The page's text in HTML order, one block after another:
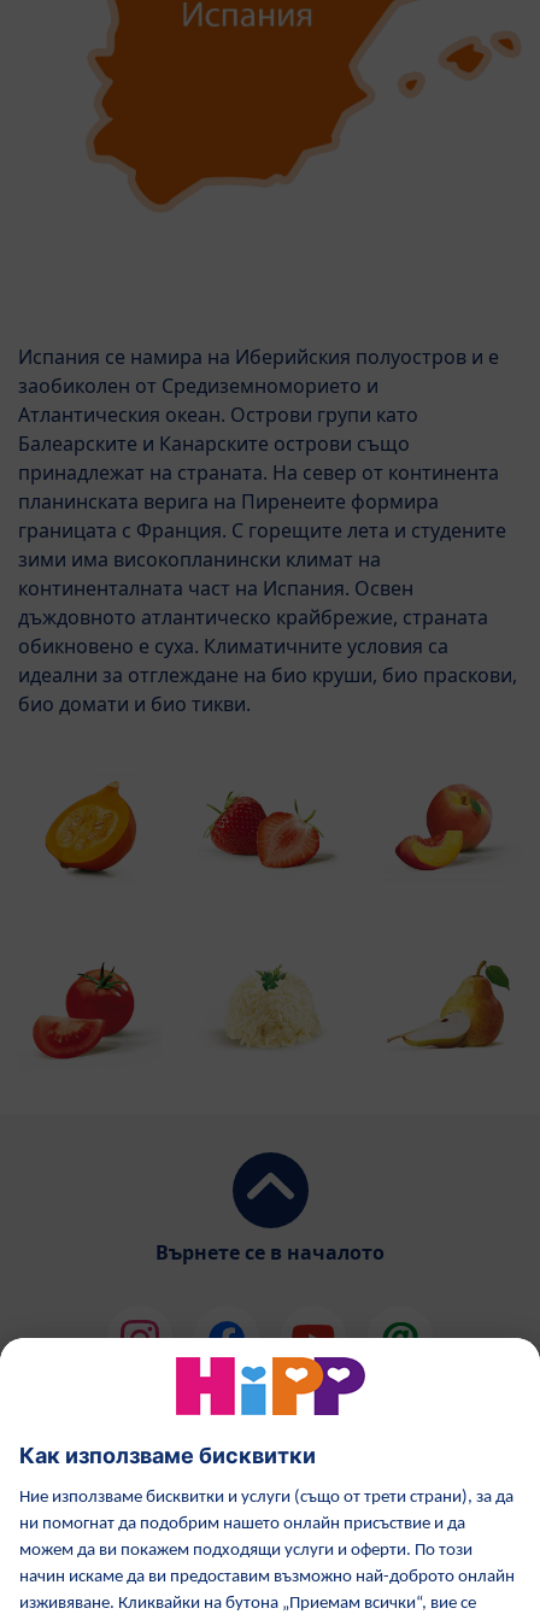
Испания се намира на Иберийския полуостров и е
заобиколен от Средиземноморието и
Атлантическия океан. Острови групи като
Балеарските и Канарските острови също
принадлежат на страната. На север от континента
планинската верига на Пиренеите формира
границата с Франция. С горещите лета и студените
зими има високопланински климат на
континенталната част на Испания. Освен
дъждовното атлантическо крайбрежие, страната
обикновено е суха. Климатичните условия са
идеални за отглеждане на био круши, био праскови,
био домати и био тикви.
Върнете се в началото
HiPP по време бременност
Политика за поверителност Общи условия